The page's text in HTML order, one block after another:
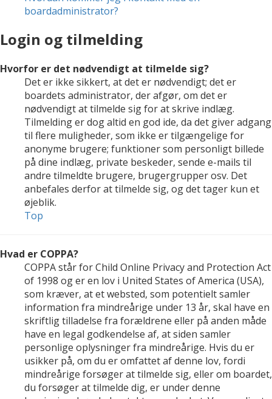
boardadministrator?
Login og tilmelding
Hvorfor er det nødvendigt at tilmelde sig?
Det er ikke sikkert, at det er nødvendigt; det er
boardets administrator, der afgør, om det er
nødvendigt at tilmelde sig for at skrive indlæg.
Tilmelding er dog altid en god ide, da det giver adgang
til flere muligheder, som ikke er tilgængelige for
anonyme brugere; funktioner som personligt billede
på dine indlæg, private beskeder, sende e-mails til
andre tilmeldte brugere, brugergrupper osv. Det
anbefales derfor at tilmelde sig, og det tager kun et
øjeblik.
Top
Hvad er COPPA?
COPPA står for Child Online Privacy and Protection Act
of 1998 og er en lov i United States of America (USA),
som kræver, at et websted, som potentielt samler
information fra mindreårige under 13 år, skal have en
skriftlig tilladelse fra forældrene eller på anden måde
have en legal godkendelse af, at siden samler
personlige oplysninger fra mindreårige. Hvis du er
usikker på, om du er omfattet af denne lov, fordi
mindreårige forsøger at tilmelde sig, eller om boardet,
du forsøger at tilmelde dig, er under denne